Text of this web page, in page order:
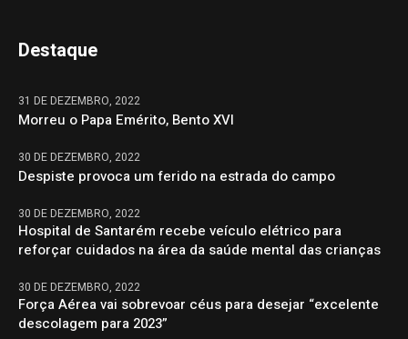
Destaque
31 DE DEZEMBRO, 2022
Morreu o Papa Emérito, Bento XVI
30 DE DEZEMBRO, 2022
Despiste provoca um ferido na estrada do campo
30 DE DEZEMBRO, 2022
Hospital de Santarém recebe veículo elétrico para
reforçar cuidados na área da saúde mental das crianças
30 DE DEZEMBRO, 2022
Força Aérea vai sobrevoar céus para desejar “excelente
descolagem para 2023”